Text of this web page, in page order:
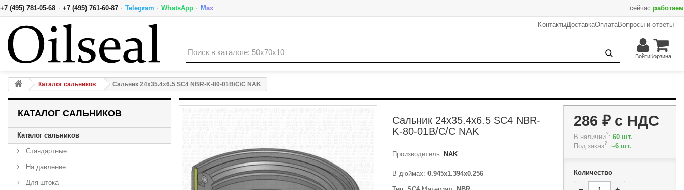
+7 (495) 781-05-68 · +7 (495) 761-60-87 · Telegram · WhatsApp · Max сейчас работаем
КонтактыДоставкаОплатаВопросы и ответы
ВойтиКорзина
Каталог сальников Сальник 24x35.4x6.5 SC4 NBR-K-80-01B/C/C NAK
КАТАЛОГ САЛЬНИКОВ
Каталог сальников
Стандартные
На давление
Для штока
Сальник 24x35.4x6.5 SC4 NBR-
K-80-01B/C/C NAK
Производитель: NAK
В дюймах: 0.945x1.394x0.256
286 ₽с НДС
В наличии?: 60 шт.
Под заказ?: ~6 шт.
Количество
Сальник 24x35.4x6.5 SC4 NBR-K-80-01B/C/C NAK + В корзину